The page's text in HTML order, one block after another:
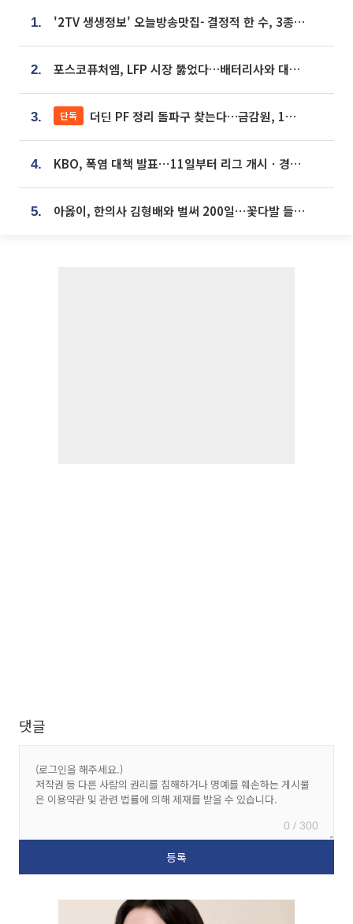
1. '2TV 생생정보' 오늘방송맛집- 결정적 한 수, 3종 메밀면! 메밀 소바 맛집 '의○○○○'
2. 포스코퓨처엠, LFP 시장 뚫었다…배터리사와 대규모 장기 공급 합의
3. 단독 더딘 PF 정리 돌파구 찾는다…금감원, 1년 반 만에 매각설명회 재개
4. KBO, 폭염 대책 발표⋯11일부터 리그 개시ㆍ경기 오후 7시 시작
5. 아옳이, 한의사 김형배와 벌써 200일⋯꽃다발 들고 "프러포즈 아냐"
댓글
0 / 300